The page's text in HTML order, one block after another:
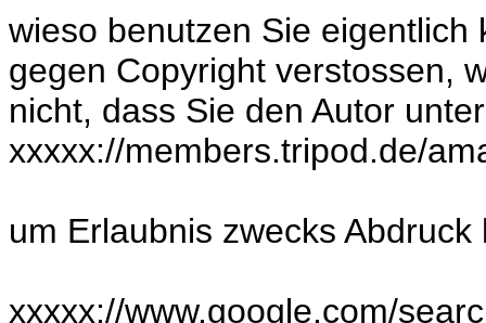
wieso benutzen Sie
gegen Copyright verstossen,
nicht, dass Sie den Autor unter
xxxxx://members.tripod.de/
um Erlaubnis zwecks
xxxxx://www.google.com/